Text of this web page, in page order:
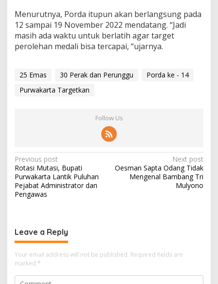
Menurutnya, Porda itupun akan berlangsung pada
12 sampai 19 November 2022 mendatang. “Jadi
masih ada waktu untuk berlatih agar target
perolehan medali bisa tercapai, “ujarnya.
25 Emas 30 Perak dan Perunggu
Porda ke - 14
Purwakarta Targetkan
Follow Us
Post
navigation
Previous post
Rotasi Mutasi, Bupati
Purwakarta Lantik Puluhan
Pejabat Administrator dan
Pengawas
Next post
Oesman Sapta Odang Tidak
Mengenal Bambang Tri
Mulyono
Leave a Reply
Your email address will not be published. Required fields are
marked *